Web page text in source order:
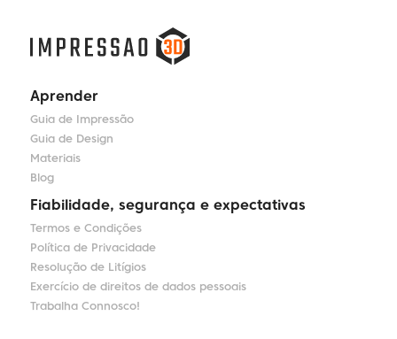
Aprender
Guia de Impressão
Guia de Design
Materiais
Blog
Fiabilidade, segurança e expectativas
Termos e Condições
Política de Privacidade
Resolução de Litígios
Exercício de direitos de dados pessoais
Trabalha Connosco!